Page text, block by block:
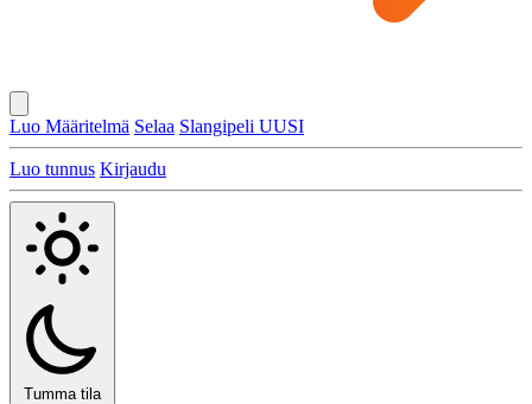
Luo Määritelmä Selaa Slangipeli UUSI
Luo tunnus Kirjaudu
Tumma tila